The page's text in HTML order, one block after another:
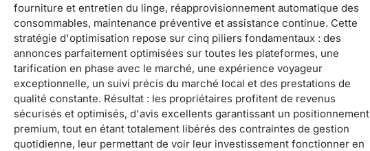
fourniture et entretien du linge, réapprovisionnement automatique des
consommables, maintenance préventive et assistance continue. Cette
stratégie d'optimisation repose sur cinq piliers fondamentaux : des
annonces parfaitement optimisées sur toutes les plateformes, une
tarification en phase avec le marché, une expérience voyageur
exceptionnelle, un suivi précis du marché local et des prestations de
qualité constante. Résultat : les propriétaires profitent de revenus
sécurisés et optimisés, d'avis excellents garantissant un positionnement
premium, tout en étant totalement libérés des contraintes de gestion
quotidienne, leur permettant de voir leur investissement fonctionner en